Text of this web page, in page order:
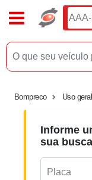
Bompreco Uso geral
Informe
sua busca